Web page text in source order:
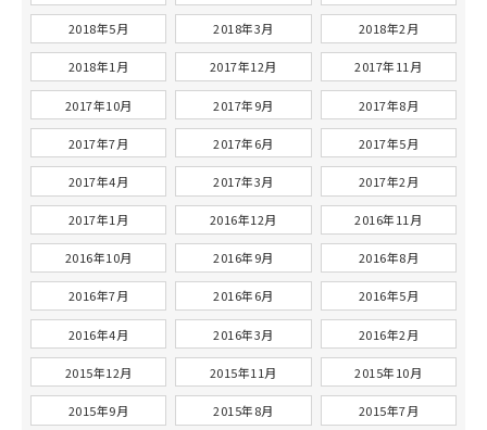
2018年5月 2018年3月 2018年2月
2018年1月 2017年12月 2017年11月
2017年10月 2017年9月 2017年8月
2017年7月 2017年6月 2017年5月
2017年4月 2017年3月 2017年2月
2017年1月 2016年12月 2016年11月
2016年10月 2016年9月 2016年8月
2016年7月 2016年6月 2016年5月
2016年4月 2016年3月 2016年2月
2015年12月 2015年11月 2015年10月
2015年9月 2015年8月 2015年7月